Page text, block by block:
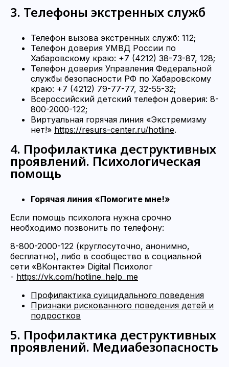
3. Телефоны экстренных служб
Телефон вызова экстренных служб: 112;
Телефон доверия УМВД России по
Хабаровскому краю: +7 (4212) 38-73-87, 128;
Телефон доверия Управления Федеральной
службы безопасности РФ по Хабаровскому
краю: +7 (4212) 79-77-77, 32-55-32;
Всероссийский детский телефон доверия: 8-
800-2000-122;
Виртуальная горячая линия «Экстремизму
нет!» https://resurs-center.ru/hotline.
4. Профилактика деструктивных
проявлений. Психологическая
помощь
Горячая линия «Помогите мне!»
Если помощь психолога нужна срочно
необходимо позвонить по телефону:
8-800-2000-122 (круглосуточно, анонимно,
бесплатно), либо в сообщество в социальной
сети «ВКонтакте» Digital Психолог
- https://vk.com/hotline_help_me
Профилактика суицидального поведения
Признаки рискованного поведения детей и
подростков
5. Профилактика деструктивных
проявлений. Медиабезопасность